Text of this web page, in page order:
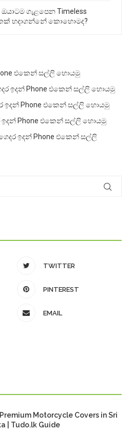
ඔයාටම ගැළපෙන Timeless
එකක් හදාගන්නේ කොහොමද?
එකෙන් සල්ලි හොයමු
ඉදන් Phone එකෙන් සල්ලි හොයමු
ඉදන් Phone එකෙන් සල්ලි හොයමු
ඉදන් Phone එකෙන් සල්ලි හොයමු
ඉදන් Phone එකෙන් සල්ලි
TWITTER
PINTEREST
EMAIL
Motorcycle Covers in Sri
| Tudo.lk Guide